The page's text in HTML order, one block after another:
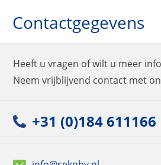
Contactgegevens
Heeft u vragen of wilt u meer
Neem vrijblijvend contact met
+31 (0)184 611166